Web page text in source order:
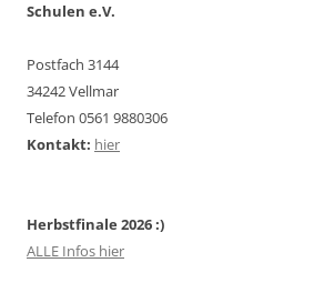
Schulen e.V.
Postfach 3144
34242 Vellmar
Telefon 0561 9880306
Kontakt: hier
Herbstfinale 2026 :)
ALLE Infos hier